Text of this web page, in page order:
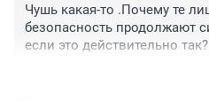
Чушь какая-то .Почему те
безопасность продолжают
если это действительно так?